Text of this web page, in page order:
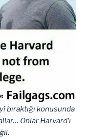
bıraktığı konusunda
Onlar Harvard’ı